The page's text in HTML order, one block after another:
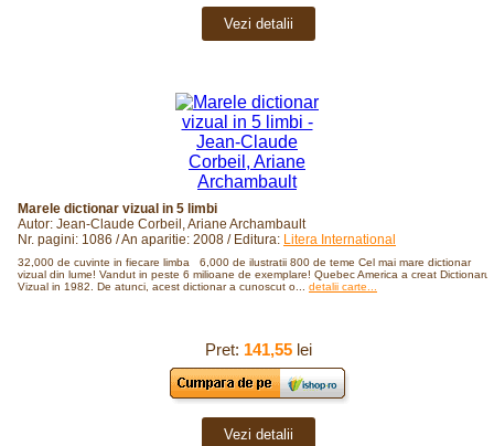
Vezi detalii
Marele dictionar vizual in 5 limbi
Autor: Jean-Claude Corbeil, Ariane Archambault
Nr. pagini: 1086 / An aparitie: 2008 / Editura: Litera International
32,000 de cuvinte in fiecare limba 6,000 de ilustratii 800 de teme Cel mai mare dictionar
vizual din lume! Vandut in peste 6 milioane de exemplare! Quebec America a creat Dictionarul
Vizual in 1982. De atunci, acest dictionar a cunoscut o... detalii carte...
Pret: 141,55lei
Vezi detalii